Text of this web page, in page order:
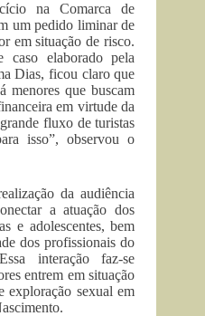
na Comarca de
um pedido liminar de
em situação de risco.
elaborado pela
Dias, ficou claro que
menores que buscam
em virtude da
fluxo de turistas
isso”, observou o
da audiência
a atuação dos
e adolescentes, bem
dos profissionais do
interação faz-se
entrem em situação
exploração sexual em